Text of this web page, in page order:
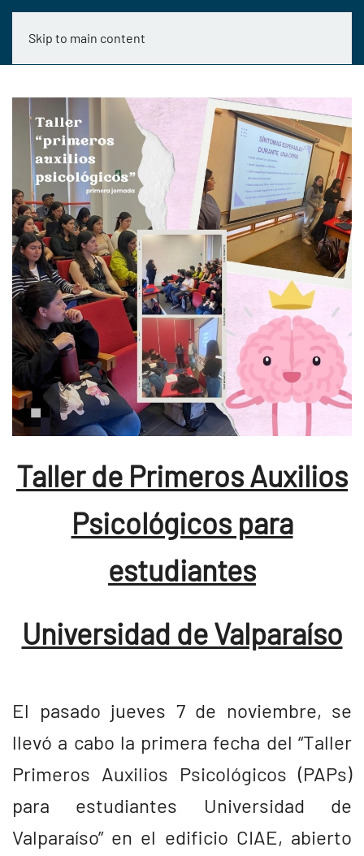
Skip to main content
Taller de Primeros Auxilios
Psicológicos para
estudiantes
Universidad de Valparaíso
El pasado jueves 7 de noviembre, se
llevó a cabo la primera fecha del “Taller
Primeros Auxilios Psicológicos (PAPs)
para estudiantes Universidad de
Valparaíso” en el edificio CIAE, abierto